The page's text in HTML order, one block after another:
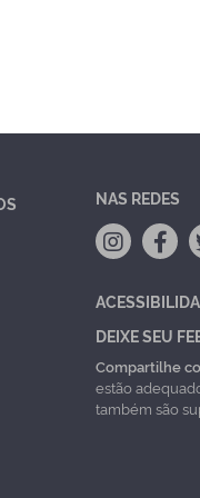
NAS REDES
DEIXE SEU
Compartilhe
estão
também são